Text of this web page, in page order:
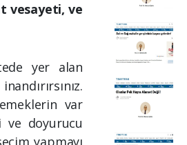
vesayeti, ve
yer alan
var
doyurucu